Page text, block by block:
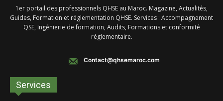
1er portail des professionnels QHSE au Maroc. Magazine, Actualités,
Guides, Formation et réglementation QHSE. Services : Accompagnement
QSE, Ingénierie de formation, Audits, Formations et conformité
réglementaire.
Contact@qhsemaroc.com
Services